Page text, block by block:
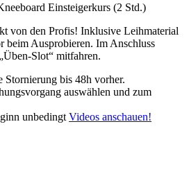
Einsteigerkurs (2 Std.)
von den Profis! Inklusive Leihmaterial
beim Ausprobieren. Im Anschluss
Slot“ mitfahren.
Stornierung bis 48h vorher.
auswählen und zum
unbedingt Videos anschauen!